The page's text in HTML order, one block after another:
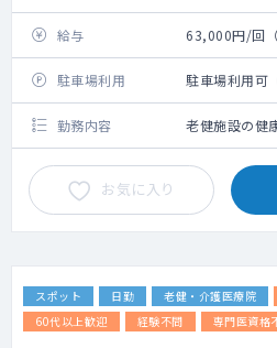
給与 63,000円/回（
駐車場利用 駐車場利用可
勤務内容 老健施設の健
お気に入り
スポット 日勤 老健・介護医療院
60代以上歓迎
経験不問 専門医資格